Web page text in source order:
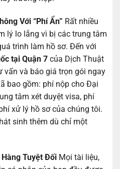
Với “Phí Ẩn” Rất nhiều
lý lo lắng vì bị các trung tâm
trình làm hồ sơ. Đến với
tại Quận 7 của Dịch Thuật
vấn và báo giá trọn gói ngay
bao gồm: phí nộp cho Đại
tâm xét duyệt visa, phí
xử lý hồ sơ của chúng tôi.
sinh thêm dù chỉ một
Tuyệt Đối Mọi tài liệu,